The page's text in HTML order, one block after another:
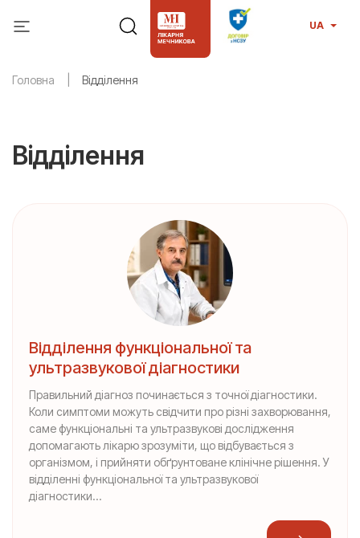
UA
Головна Відділення
Відділення
Відділення функціональної та
ультразвукової діагностики
Правильний діагноз починається з точної діагностики.
Коли симптоми можуть свідчити про різні захворювання,
саме функціональні та ультразвукові дослідження
допомагають лікарю зрозуміти, що відбувається з
організмом, і прийняти обґрунтоване клінічне рішення. У
відділенні функціональної та ультразвукової
діагностики...